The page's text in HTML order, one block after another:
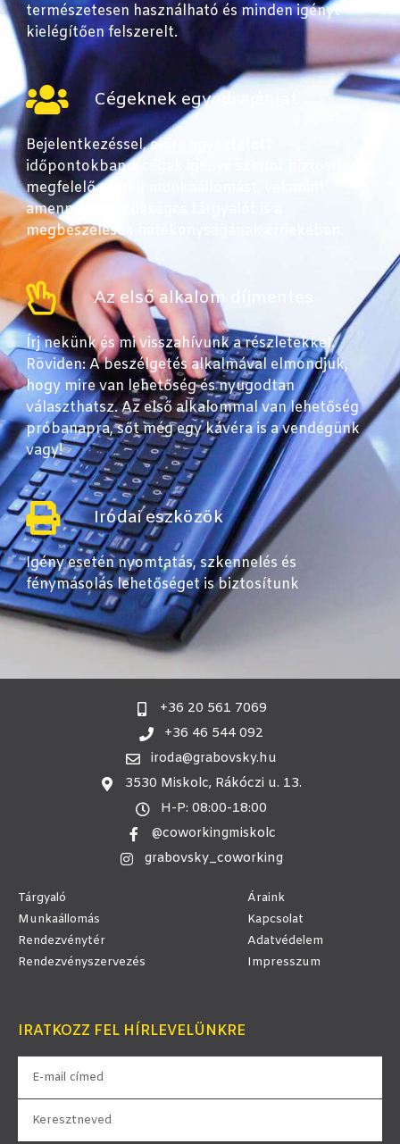
természetesen használható és minden igényt
kielégítően felszerelt.
Cégeknek egyedi ajánlat
Bejelentkezéssel, előre egyeztetett
időpontokban a cégek igénye szerint biztosítunk
megfelelő számú munkaállomást, valamint
amennyiben szükséges tárgyalót is a
megbeszélések hatékonyságának érdekében.
Az első alkalom díjmentes
Írj nekünk és mi visszahívunk a részletekkel.
Röviden: A beszélgetés alkalmával elmondjuk,
hogy mire van lehetőség és nyugodtan
választhatsz. Az első alkalommal van lehetőség
próbanapra, sőt még egy kávéra is a vendégünk
vagy!
Irodai eszközök
Igény esetén nyomtatás, szkennelés és
fénymásolás lehetőséget is biztosítunk
+36 20 561 7069
+36 46 544 092
iroda@grabovsky.hu
3530 Miskolc, Rákóczi u. 13.
H-P: 08:00-18:00
@coworkingmiskolc
grabovsky_coworking
Tárgyaló
Munkaállomás
Rendezvénytér
Rendezvényszervezés
Áraink
Kapcsolat
Adatvédelem
Impresszum
IRATKOZZ FEL HÍRLEVELÜNKRE